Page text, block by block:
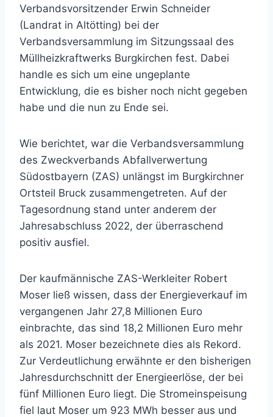
Verbandsvorsitzender Erwin Schneider
(Landrat in Altötting) bei der
Verbandsversammlung im Sitzungssaal des
Müllheizkraftwerks Burgkirchen fest. Dabei
handle es sich um eine ungeplante
Entwicklung, die es bisher noch nicht gegeben
habe und die nun zu Ende sei.
Wie berichtet, war die Verbandsversammlung
des Zweckverbands Abfallverwertung
Südostbayern (ZAS) unlängst im Burgkirchner
Ortsteil Bruck zusammengetreten. Auf der
Tagesordnung stand unter anderem der
Jahresabschluss 2022, der überraschend
positiv ausfiel.
Der kaufmännische ZAS-Werkleiter Robert
Moser ließ wissen, dass der Energieverkauf im
vergangenen Jahr 27,8 Millionen Euro
einbrachte, das sind 18,2 Millionen Euro mehr
als 2021. Moser bezeichnete dies als Rekord.
Zur Verdeutlichung erwähnte er den bisherigen
Jahresdurchschnitt der Energieerlöse, der bei
fünf Millionen Euro liegt. Die Stromeinspeisung
fiel laut Moser um 923 MWh besser aus und